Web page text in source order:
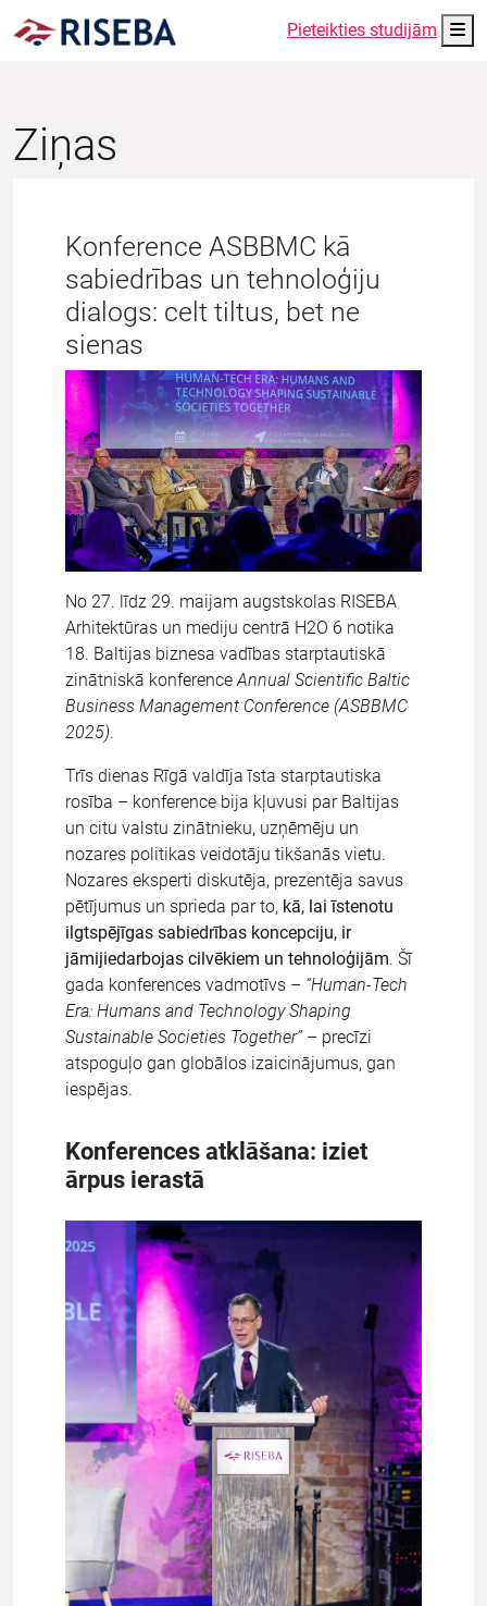
Pieteikties studijām
Ziņas
Konference ASBBMC kā
sabiedrības un tehnoloģiju
dialogs: celt tiltus, bet ne
sienas
No 27. līdz 29. maijam augstskolas RISEBA
Arhitektūras un mediju centrā H2O 6 notika
18. Baltijas biznesa vadības starptautiskā
zinātniskā konference Annual Scientific Baltic
Business Management Conference (ASBBMC
2025).
Trīs dienas Rīgā valdīja īsta starptautiska
rosība – konference bija kļuvusi par Baltijas
un citu valstu zinātnieku, uzņēmēju un
nozares politikas veidotāju tikšanās vietu.
Nozares eksperti diskutēja, prezentēja savus
pētījumus un sprieda par to, kā, lai īstenotu
ilgtspējīgas sabiedrības koncepciju, ir
jāmijiedarbojas cilvēkiem un tehnoloģijām. Šī
gada konferences vadmotīvs – “Human-Tech
Era: Humans and Technology Shaping
Sustainable Societies Together”– precīzi
atspoguļo gan globālos izaicinājumus, gan
iespējas.
Konferences atklāšana: iziet
ārpus ierastā